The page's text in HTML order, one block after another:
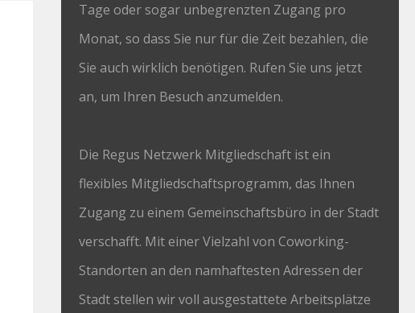
Tage oder sogar unbegrenzten Zugang pro
Monat, so dass Sie nur für die Zeit bezahlen, die
Sie auch wirklich benötigen. Rufen Sie uns jetzt
an, um Ihren Besuch anzumelden.
Die Regus Netzwerk Mitgliedschaft ist ein
flexibles Mitgliedschaftsprogramm, das Ihnen
Zugang zu einem Gemeinschaftsbüro in der Stadt
verschafft. Mit einer Vielzahl von Coworking-
Standorten an den namhaftesten Adressen der
Stadt stellen wir voll ausgestattete Arbeitsplätze